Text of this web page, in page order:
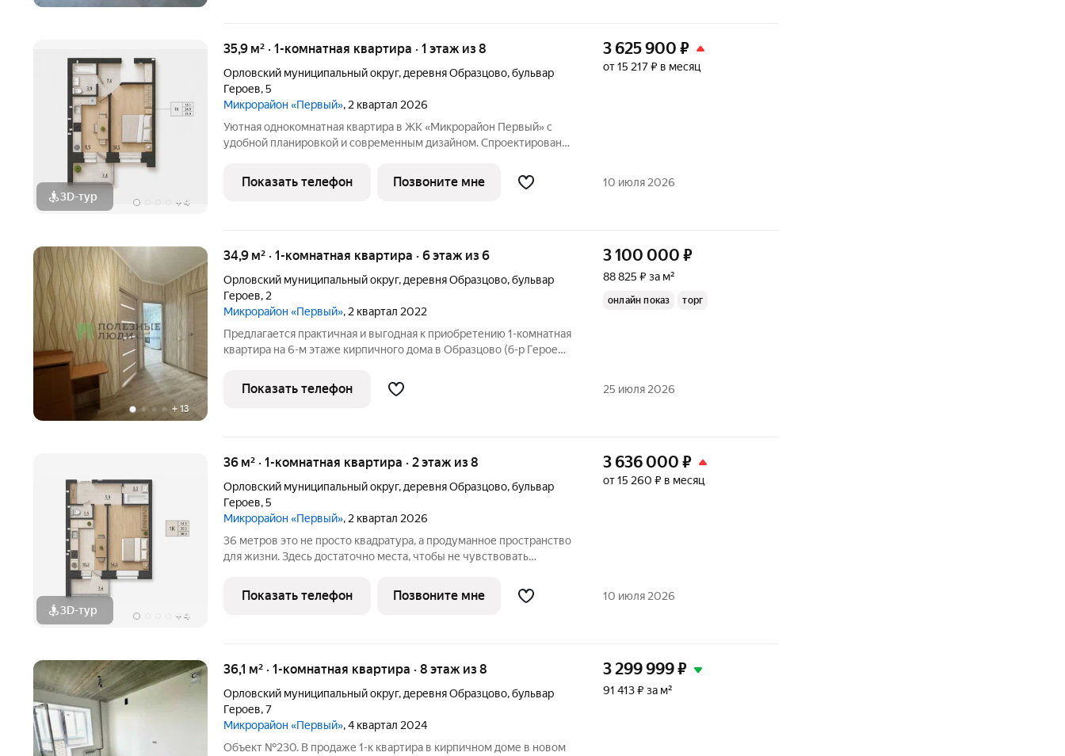
3D-тур + 4
35,9 м² · 1-комнатная квартира · 1 этаж из 8
Орловский муниципальный округ, деревня Образцово,бульвар
Героев,5
Микрорайон «Первый», 2 квартал 2026
Уютная однокомнатная квартира в ЖК «Микрорайон Первый» с
удобной планировкой и современным дизайном. Спроектирована
комфорту. Новый формат современных кирпичных домов в
экологически чистом районе
3 625 900 ₽
от 15 217 ₽ в месяц
Показать телефон Позвоните мне 10 июля 2026
+ 13
34,9 м² · 1-комнатная квартира · 6 этаж из 6
Орловский муниципальный округ, деревня Образцово,бульвар
Героев, 2
Микрорайон «Первый», 2 квартал 2022
Предлагается практичная и выгодная к приобретению 1-комнатная
квартира на 6-м этаже кирпичного дома в Образцово (б-р Героев).
так и для инвестиций под сдачу: компактная планировка,
3 100 000 ₽
88 825 ₽ за м²
онлайн показ торг
Показать телефон 25 июля 2026
3D-тур + 4
36 м² · 1-комнатная квартира · 2 этаж из 8
Орловский муниципальный округ, деревня Образцово,бульвар
Героев,5
Микрорайон «Первый», 2 квартал 2026
36 метров это не просто квадратура, а продуманное пространство
для жизни. Здесь достаточно места, чтобы не чувствовать
переплачивать. Удачная геометрия позволяет легко организовать
зоны для
3 636 000 ₽
от 15 260 ₽ в месяц
Показать телефон Позвоните мне 10 июля 2026
36,1 м² · 1-комнатная квартира · 8 этаж из 8
Орловский муниципальный округ, деревня Образцово,бульвар
Героев,7
Микрорайон «Первый», 4 квартал 2024
Объект №230. В продаже 1-к квартира в кирпичном доме в новом
3 299 999₽
91 413 ₽ за м²